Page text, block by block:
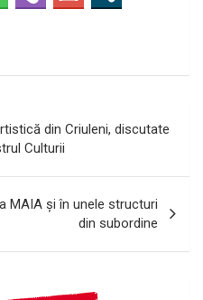
din Criuleni, discutate
Culturii
MAIA și în unele structuri
din subordine